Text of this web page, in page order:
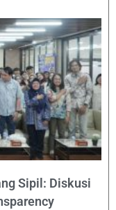
Sipil: Diskusi